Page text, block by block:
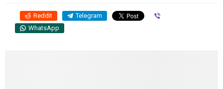
Reddit Telegram
WhatsApp